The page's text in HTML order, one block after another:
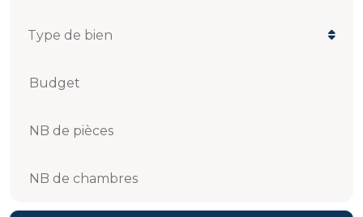
Budget
NB de pièces
NB de chambres